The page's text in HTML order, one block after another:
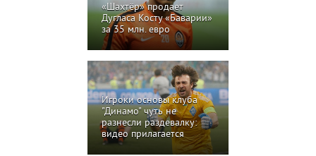
«Шахтёр» продает
Дугласа Косту «Баварии»
за 35 млн. евро
Игроки основы клуба
"Динамо" чуть не
разнесли раздевалку:
видео прилагается